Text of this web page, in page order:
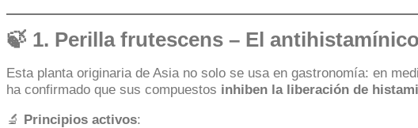
🍃 1. Perilla frutescens – El
Esta planta originaria de Asia no solo se usa en gastronomía: en
ha confirmado que sus compuestos inhiben la liberación de
🔬 Principios activos: